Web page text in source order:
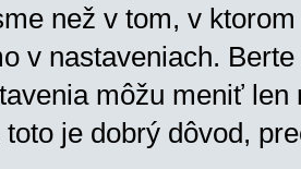
než v tom, v
v nastaveniach.
môžu meniť
je dobrý dôvod,